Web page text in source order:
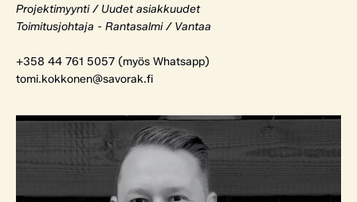
Projektimyynti / Uudet asiakkuudet
Toimitusjohtaja - Rantasalmi / Vantaa
+358 44 761 5057 (myös Whatsapp)
tomi.kokkonen@savorak.fi